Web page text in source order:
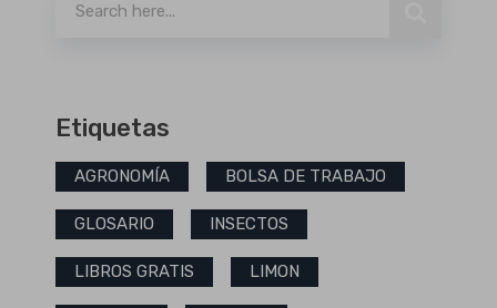
Etiquetas
AGRONOMÍA BOLSA DE TRABAJO
GLOSARIO INSECTOS
LIBROS GRATIS LIMON